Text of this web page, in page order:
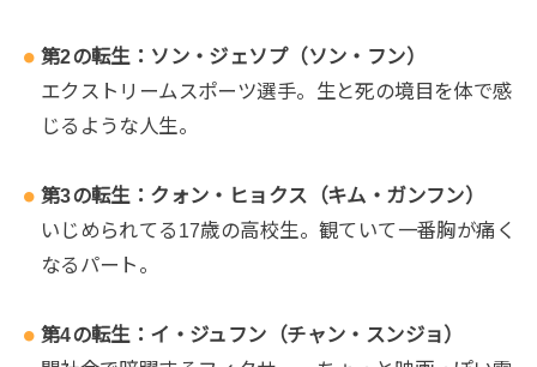
第2の転生：ソン・ジェソプ（ソン・フン）
エクストリームスポーツ選手。生と死の境目を体で感
じるような人生。
第3の転生：クォン・ヒョクス（キム・ガンフン）
いじめられてる17歳の高校生。観ていて一番胸が痛く
なるパート。
第4の転生：イ・ジュフン（チャン・スンジョ）